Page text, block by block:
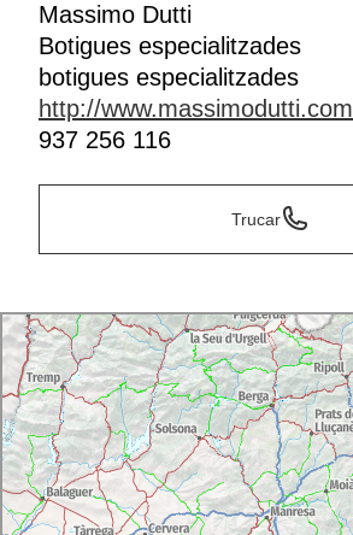
Massimo Dutti
Botigues especialitzades
botigues especialitzades
http://www.massimodutti.com
937 256 116
Trucar